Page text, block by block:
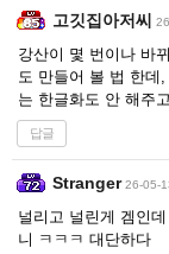
고깃집아저씨
강산이 몇 번이나 바
도 만들어 볼 법 한데
는 한글화도 안 해주
답글
Stranger 26-05-
널리고 널린게 겜인
니 ㅋㅋㅋ 대단하다